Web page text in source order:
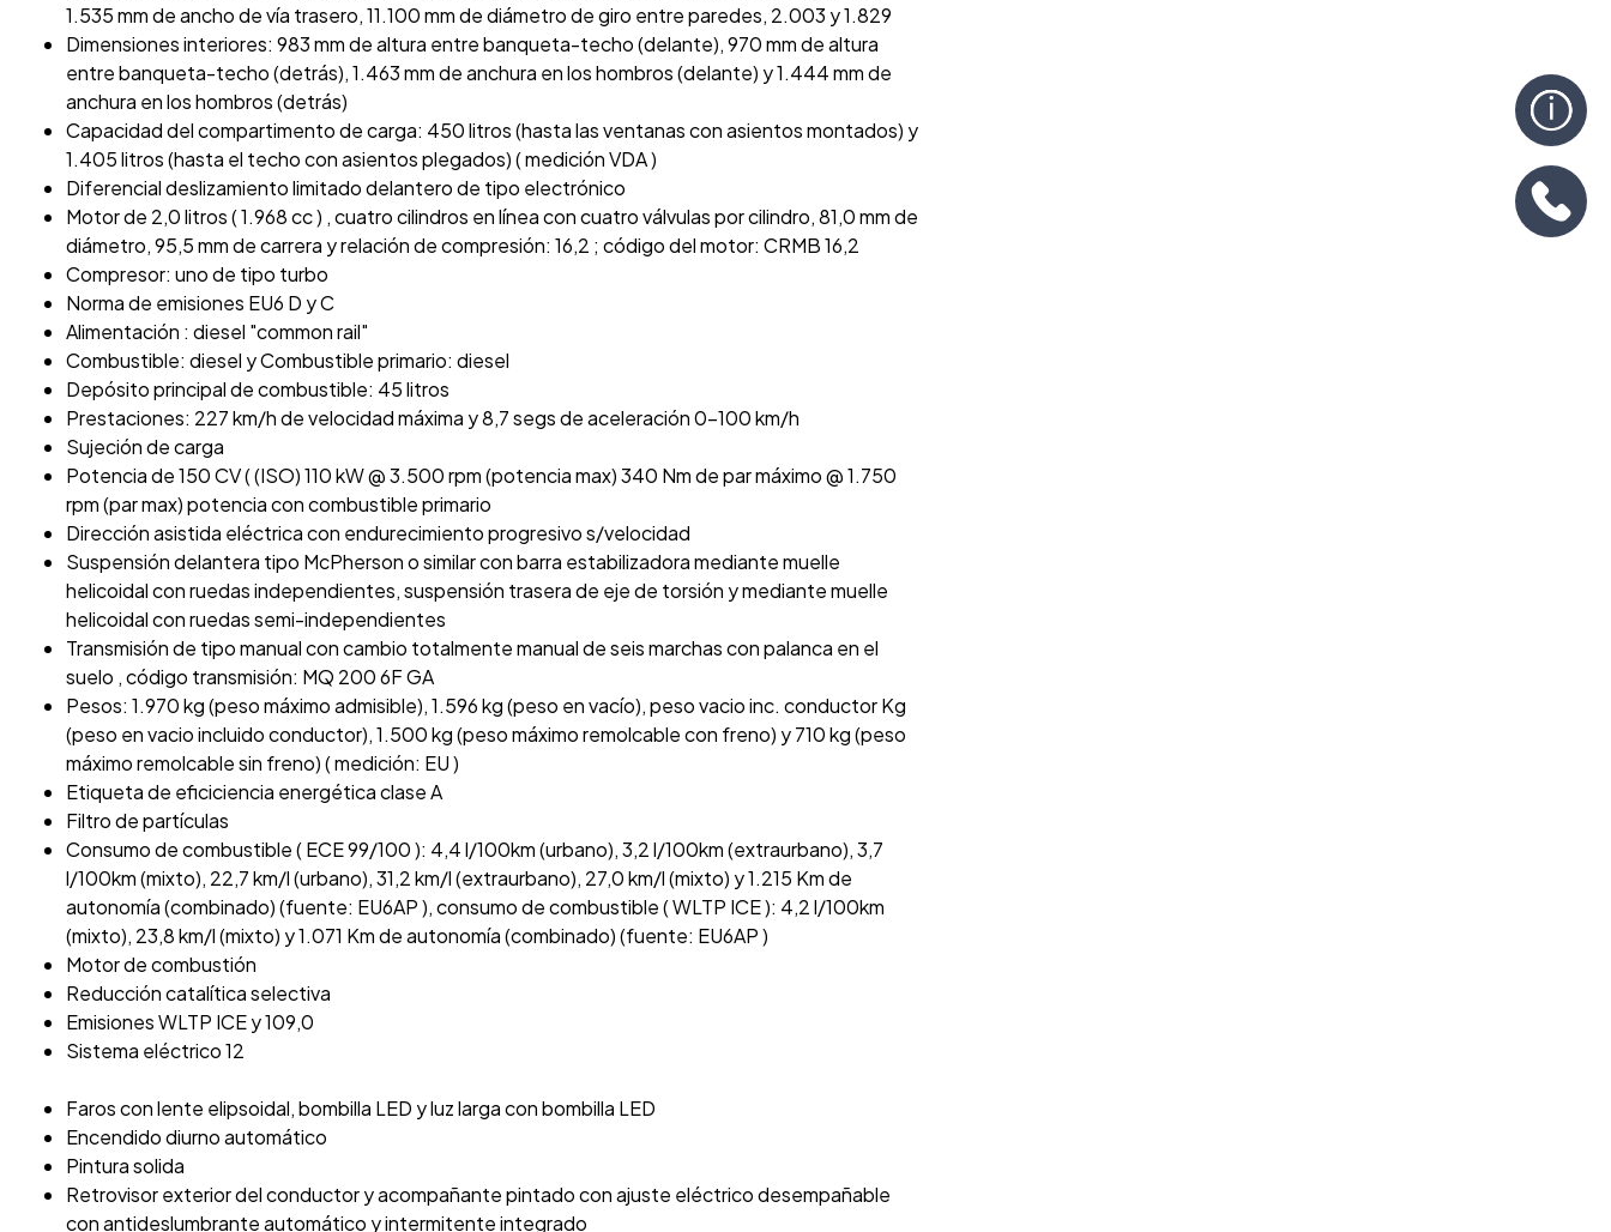
1.535 mm de ancho de vía trasero, 11.100 mm de diámetro de giro entre paredes, 2.003 y 1.829
Dimensiones interiores: 983 mm de altura entre banqueta-techo (delante), 970 mm de altura
entre banqueta-techo (detrás), 1.463 mm de anchura en los hombros (delante) y 1.444 mm de
anchura en los hombros (detrás)
Capacidad del compartimento de carga: 450 litros (hasta las ventanas con asientos montados) y
1.405 litros (hasta el techo con asientos plegados) ( medición VDA )
Diferencial deslizamiento limitado delantero de tipo electrónico
Motor de 2,0 litros ( 1.968 cc ) , cuatro cilindros en línea con cuatro válvulas por cilindro, 81,0 mm de
diámetro, 95,5 mm de carrera y relación de compresión: 16,2 ; código del motor: CRMB 16,2
Compresor: uno de tipo turbo
Norma de emisiones EU6 D y C
Alimentación : diesel "common rail"
Combustible: diesel y Combustible primario: diesel
Depósito principal de combustible: 45 litros
Prestaciones: 227 km/h de velocidad máxima y 8,7 segs de aceleración 0-100 km/h
Sujeción de carga
Potencia de 150 CV ( (ISO) 110 kW @ 3.500 rpm (potencia max) 340 Nm de par máximo @ 1.750
rpm (par max) potencia con combustible primario
Dirección asistida eléctrica con endurecimiento progresivo s/velocidad
Suspensión delantera tipo McPherson o similar con barra estabilizadora mediante muelle
helicoidal con ruedas independientes, suspensión trasera de eje de torsión y mediante muelle
helicoidal con ruedas semi-independientes
Transmisión de tipo manual con cambio totalmente manual de seis marchas con palanca en el
suelo , código transmisión: MQ 200 6F GA
Pesos: 1.970 kg (peso máximo admisible), 1.596 kg (peso en vacío), peso vacio inc. conductor Kg
(peso en vacio incluido conductor), 1.500 kg (peso máximo remolcable con freno) y 710 kg (peso
máximo remolcable sin freno) ( medición: EU )
Etiqueta de eficiciencia energética clase A
Filtro de partículas
Consumo de combustible ( ECE 99/100 ): 4,4 l/100km (urbano), 3,2 l/100km (extraurbano), 3,7
l/100km (mixto), 22,7 km/l (urbano), 31,2 km/l (extraurbano), 27,0 km/l (mixto) y 1.215 Km de
autonomía (combinado) (fuente: EU6AP ), consumo de combustible ( WLTP ICE ): 4,2 l/100km
(mixto), 23,8 km/l (mixto) y 1.071 Km de autonomía (combinado) (fuente: EU6AP )
Motor de combustión
Reducción catalítica selectiva
Emisiones WLTP ICE y 109,0
Sistema eléctrico 12
Faros con lente elipsoidal, bombilla LED y luz larga con bombilla LED
Encendido diurno automático
Pintura solida
Retrovisor exterior del conductor y acompañante pintado con ajuste eléctrico desempañable
con antideslumbrante automático y intermitente integrado